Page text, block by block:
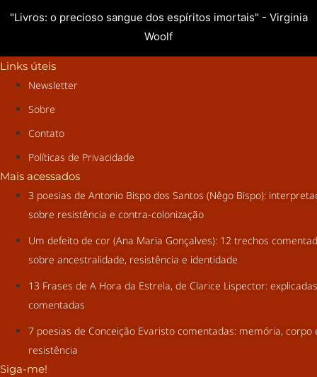
"Livros: o precioso sangue dos espíritos imortais" - Virginia
Woolf
Links úteis
Newsletter
Sobre
Contato
Políticas de Privacidade
Mais acessados
3 poesias de Antonio Bispo dos Santos (Nêgo Bispo):
sobre resistência e contra-colonização
Um defeito de cor (Ana Maria Gonçalves): 12 trechos
sobre ancestralidade, resistência e identidade
13 Frases de A Hora da Estrela, de Clarice Lispector:
comentadas
7 poesias de Conceição Evaristo comentadas: memória, corpo
resistência
Siga-me!